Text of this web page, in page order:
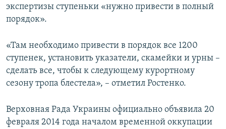
экспертизы ступеньки «нужно привести в полный
порядок».
«Там необходимо привести в порядок все 1200
ступенек, установить указатели, скамейки и урны –
сделать все, чтобы к следующему курортному
сезону тропа блестела», – отметил Ростенко.
Верховная Рада Украины официально объявила 20
февраля 2014 года началом временной оккупации